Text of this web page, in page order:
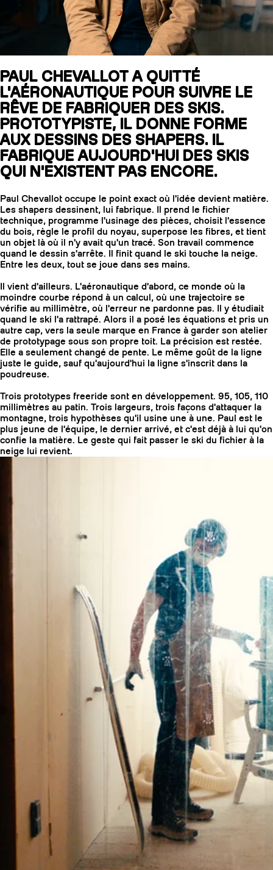
SLAP 104
SLAP 92
UBAC 102
BÂTONS
PAUL CHEVALLOT A QUITTÉ
L'AÉRONAUTIQUE POUR SUIVRE LE
RÊVE DE FABRIQUER DES SKIS.
PROTOTYPISTE, IL DONNE FORME
AUX DESSINS DES SHAPERS. IL
FABRIQUE AUJOURD'HUI DES SKIS
QUI N'EXISTENT PAS ENCORE.
Paul Chevallot occupe le point exact où l'idée devient matière.
Les shapers dessinent, lui fabrique. Il prend le fichier
technique, programme l'usinage des pièces, choisit l'essence
du bois, règle le profil du noyau, superpose les fibres, et tient
un objet là où il n'y avait qu'un tracé. Son travail commence
quand le dessin s'arrête. Il finit quand le ski touche la neige.
Entre les deux, tout se joue dans ses mains.
Il vient d'ailleurs. L'aéronautique d'abord, ce monde où la
moindre courbe répond à un calcul, où une trajectoire se
vérifie au millimètre, où l'erreur ne pardonne pas. Il y étudiait
quand le ski l'a rattrapé. Alors il a posé les équations et pris un
autre cap, vers la seule marque en France à garder son atelier
de prototypage sous son propre toit. La précision est restée.
Elle a seulement changé de pente. Le même goût de la ligne
juste le guide, sauf qu'aujourd'hui la ligne s'inscrit dans la
poudreuse.
Trois prototypes freeride sont en développement. 95, 105, 110
millimètres au patin. Trois largeurs, trois façons d'attaquer la
montagne, trois hypothèses qu'il usine une à une. Paul est le
plus jeune de l'équipe, le dernier arrivé, et c'est déjà à lui qu'on
confie la matière. Le geste qui fait passer le ski du fichier à la
neige lui revient.